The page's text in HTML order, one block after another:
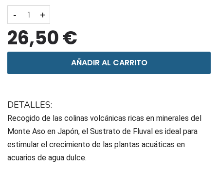
- +
26,50 €
AÑADIR AL CARRITO
DETALLES:
Recogido de las colinas volcánicas ricas en minerales del
Monte Aso en Japón, el Sustrato de Fluval es ideal para
estimular el crecimiento de las plantas acuáticas en
acuarios de agua dulce.